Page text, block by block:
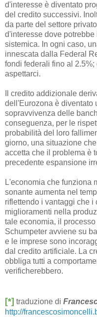
d'interesse è diventato
del credito successivi.
da parte del settore
d'interesse dove
sistemica. In ogni caso,
innescata dalla Federal
fondi federali fino al
aspettarci.
Il credito addizionale
dell'Eurozona è diventato
sopravvivenza delle
conseguenza, per le
probabilità del loro
giorno, una situazione
accetta che il problema è
precedente espansione
L'economia che funziona
sonante aumenta nel
riflettendo i vantaggi che i
miglioramenti nella
tale economia, il
Schumpeter avviene su
e le imprese sono
dal credito artificiale. La
obbliga tutti a
verificherebbero.
[*] traduzione di
http://